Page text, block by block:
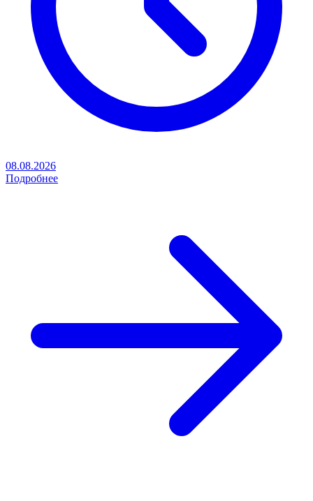
08.08.2026
Подробнее